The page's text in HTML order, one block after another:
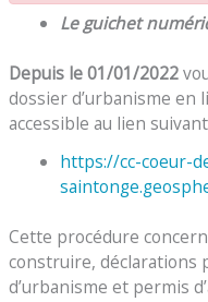
Le guichet
Depuis le 01/01/2022
dossier d’urbanisme en
accessible au lien
https://cc-coeur-
Cette procédure
construire, déclarations
d’urbanisme et permis